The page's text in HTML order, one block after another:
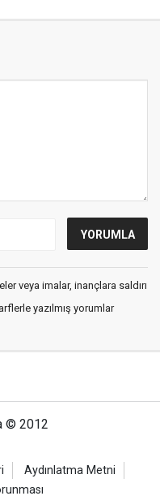
veya imalar, inançlara saldırı
yazılmış yorumlar
© 2012
Aydınlatma Metni